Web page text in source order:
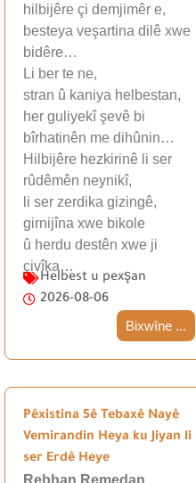
hilbijêre çi demjimêr e,
besteya veşartina dilê xwe
bidêre…
Li ber te ne,
stran û kaniya helbestan,
her guliyekî şevê bi
bîrhatinên me dihûnin…
Hilbijêre hezkirinê li ser
rûdêmên neynikî,
li ser zerdika gizingê,
girnijîna xwe bikole
û herdu destên xwe ji
çivîka…
Helbest u pexşan
2026-08-06
Bixwîne ...
Pêxistina 5ê Tebaxê Nayê
Vemirandin Heya ku Jiyan li
ser Erdê Heye
Rebhan Remedan